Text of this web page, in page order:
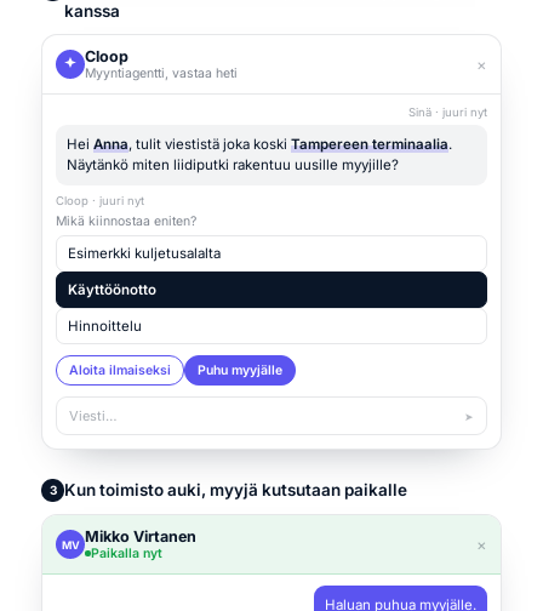
kanssa
Cloop
Myyntiagentti, vastaa heti ×
Sinä · juuri nyt
Hei Anna, tulit viestistä joka koski Tampereen terminaalia.
Näytänkö miten liidiputki rakentuu uusille myyjille?
Cloop · juuri nyt
Mikä kiinnostaa eniten?
Esimerkki kuljetusalalta
Käyttöönotto
Hinnoittelu
Aloita ilmaiseksi Puhu myyjälle
Viesti… ➤
3 Kun toimisto auki, myyjä kutsutaan paikalle
MV Mikko Virtanen
Paikalla nyt ×
Haluan puhua myyjälle.